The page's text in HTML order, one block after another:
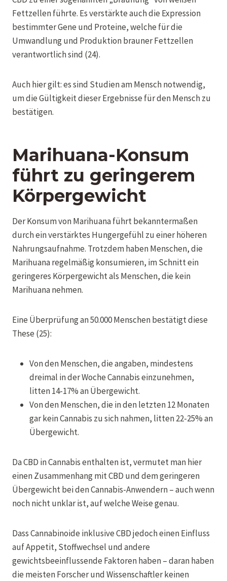
Fettzellen führte. Es verstärkte auch die Expression
bestimmter Gene und Proteine, welche für die
Umwandlung und Produktion brauner Fettzellen
verantwortlich sind (24).
Auch hier gilt: es sind Studien am Mensch notwendig,
um die Gültigkeit dieser Ergebnisse für den Mensch zu
bestätigen.
Marihuana-Konsum
führt zu geringerem
Körpergewicht
Der Konsum von Marihuana führt bekanntermaßen
durch ein verstärktes Hungergefühl zu einer höheren
Nahrungsaufnahme. Trotzdem haben Menschen, die
Marihuana regelmäßig konsumieren, im Schnitt ein
geringeres Körpergewicht als Menschen, die kein
Marihuana nehmen.
Eine Überprüfung an 50.000 Menschen bestätigt diese
These (25):
Von den Menschen, die angaben, mindestens
dreimal in der Woche Cannabis einzunehmen,
litten 14-17% an Übergewicht.
Von den Menschen, die in den letzten 12 Monaten
gar kein Cannabis zu sich nahmen, litten 22-25% an
Übergewicht.
Da CBD in Cannabis enthalten ist, vermutet man hier
einen Zusammenhang mit CBD und dem geringeren
Übergewicht bei den Cannabis-Anwendern – auch wenn
noch nicht unklar ist, auf welche Weise genau.
Dass Cannabinoide inklusive CBD jedoch einen Einfluss
auf Appetit, Stoffwechsel und andere
gewichtsbeeinflussende Faktoren haben – daran haben
die meisten Forscher und Wissenschaftler keinen